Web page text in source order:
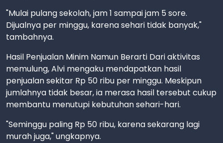
"Mulai pulang sekolah, jam 1 sampai jam 5 sore.
Dijualnya per minggu, karena sehari tidak banyak,"
tambahnya.
Hasil Penjualan Minim Namun Berarti Dari aktivitas
memulung, Alvi mengaku mendapatkan hasil
penjualan sekitar Rp 50 ribu per minggu. Meskipun
jumlahnya tidak besar, ia merasa hasil tersebut cukup
membantu menutupi kebutuhan sehari-hari.
"Seminggu paling Rp 50 ribu, karena sekarang lagi
murah juga," ungkapnya.